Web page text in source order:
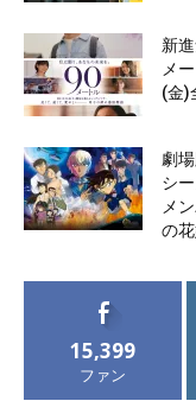
新
メ
(金)
劇
シ
メ
の
15,399
ファン